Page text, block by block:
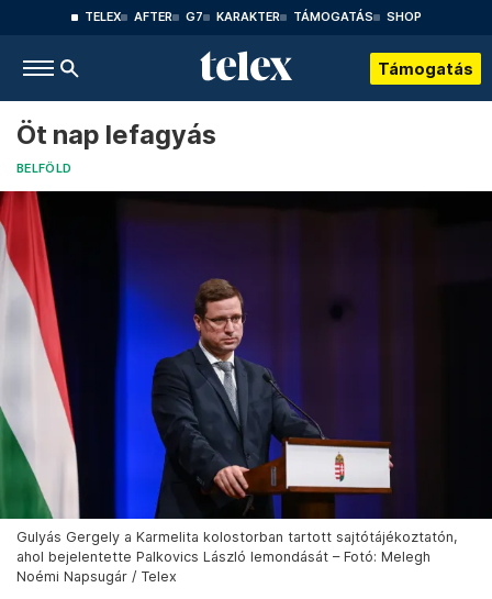
TELEX AFTER G7 KARAKTER TÁMOGATÁS SHOP
Támogatás
Öt nap lefagyás
BELFÖLD
Gulyás Gergely a Karmelita kolostorban tartott sajtótájékoztatón,
ahol bejelentette Palkovics László lemondását – Fotó: Melegh
Noémi Napsugár / Telex